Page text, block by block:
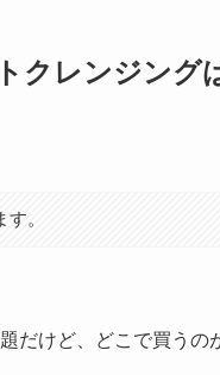
クレンジン
。
だけど、どこで買うの